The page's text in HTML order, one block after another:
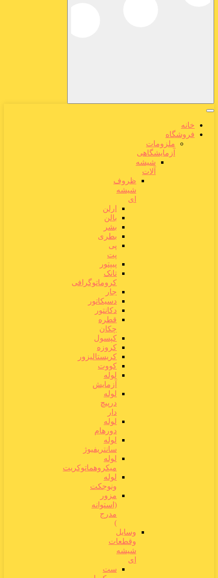
خانه
فروشگاه
ملزومات
آزمایشگاهی
شیشه
آلات
ظروف
شیشه
ای
ارلن
بالن
بشر
بطری
پی
پت
پیپتور
تانک
کروماتوگرافی
جار
دسیکاتور
دکانتور
قطره
چکان
کپسول
کروزه
کریستالیزور
کووت
لوله
آزمایش
لوله
درپیچ
دار
لوله
دورهام
لوله
سانتریفیوژ
لوله
میکروهماتوکریت
لوله
ونوجکت
مزور
(استوانه
مدرج
)
وسایل
وقطعات
شیشه
ای
ست